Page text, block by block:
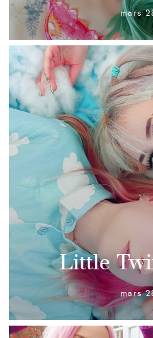
mars
Little
mars